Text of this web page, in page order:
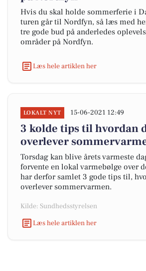
Hvis du skal holde sommerferie i
turen går til Nordfyn, så læs med
tre gode bud på anderledes
områder på Nordfyn.
Læs hele artiklen her
LOKALT NYT 15-06-2021 12:49
3 kolde tips til hvordan
overlever
Torsdag kan blive årets varmeste
forvente en lokal varmebølge over
har derfor samlet 3 gode tips til,
overlever sommervarmen.
Kilde: Sundhedsstyrelsen
Læs hele artiklen her